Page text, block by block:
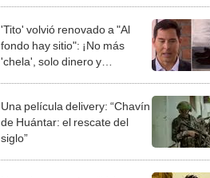
'Tito' volvió renovado a "Al
fondo hay sitio": ¡No más
'chela', solo dinero y
Una película delivery: “Chavín
de Huántar: el rescate del
siglo”